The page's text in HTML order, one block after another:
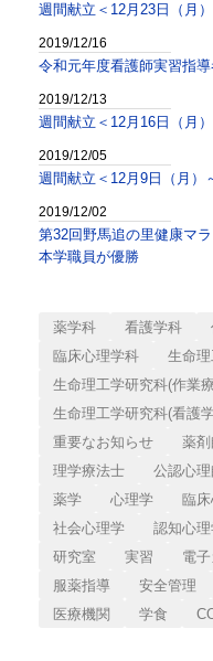
週間献立＜12月23日（月
2019/12/16
令和元年度看護師実習指
2019/12/13
週間献立＜12月16日（月
2019/12/05
週間献立＜12月9日（月）
2019/12/02
第32回野馬追の里健康マ
本学職員が優勝
薬学科 看護学科
臨床心理学科
生命
生命理工学研究科(作業
生命理工学研究科(看護
重要なお知らせ
薬剤
理学療法士
公認心理
薬学
心理学 臨
社会心理学
認知心理
研究室
実習 電
服薬指導
安全管理
医療機関
学食